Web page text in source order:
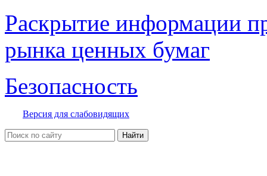
Раскрытие информации
рынка ценных бумаг
Безопасность
Версия для слабовидящих
Найти